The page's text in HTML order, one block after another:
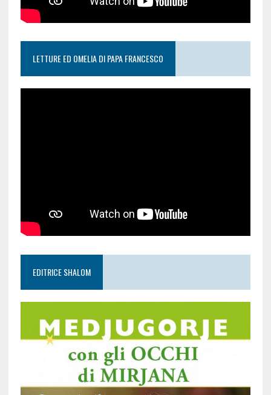
LETTURE ED OMELIA DI PAPA FRANCESCO
EDITRICE SHALOM